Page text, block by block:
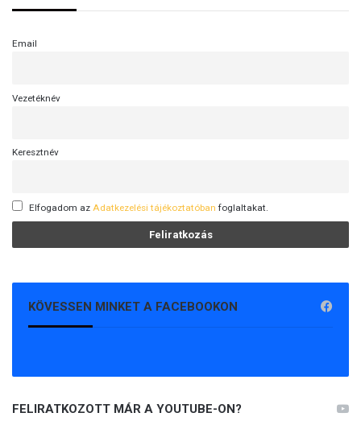
Email
Vezetéknév
Keresztnév
Elfogadom az Adatkezelési tájékoztatóban foglaltakat.
KÖVESSEN MINKET A FACEBOOKON
FELIRATKOZOTT MÁR A YOUTUBE-ON?